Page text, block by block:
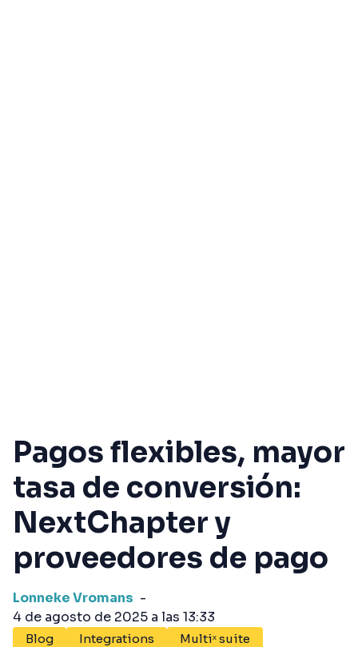
Pagos flexibles, mayor
tasa de conversión:
NextChapter y
proveedores de pago
Lonneke Vromans -
4 de agosto de 2025 a las 13:33
Blog Integrations Multiˣ suite